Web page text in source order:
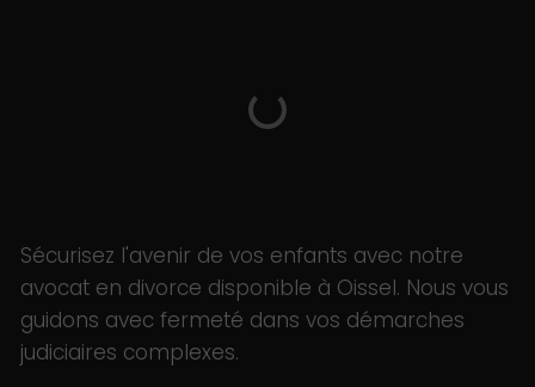
Sécurisez l'avenir de vos enfants avec notre
avocat en divorce disponible à Oissel. Nous vous
guidons avec fermeté dans vos démarches
judiciaires complexes.